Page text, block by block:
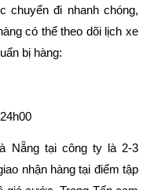
chuyển đi nhanh chóng,
có thể theo dõi lịch xe
bị hàng:
Nẵng tại công ty là 2-3
nhận hàng tại điểm tập